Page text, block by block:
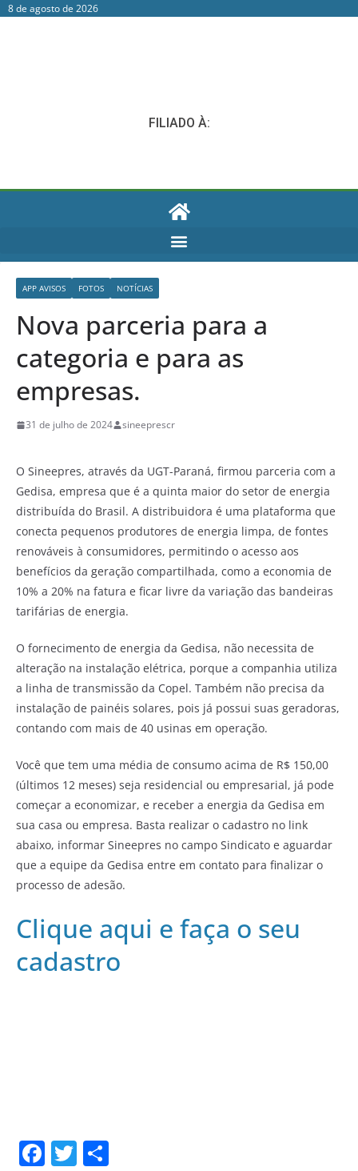
8 de agosto de 2026
FILIADO À:
APP AVISOS FOTOS NOTÍCIAS
Nova parceria para a
categoria e para as
empresas.
31 de julho de 2024 sineeprescr
O Sineepres, através da UGT-Paraná, firmou parceria com a
Gedisa, empresa que é a quinta maior do setor de energia
distribuída do Brasil. A distribuidora é uma plataforma que
conecta pequenos produtores de energia limpa, de fontes
renováveis à consumidores, permitindo o acesso aos
benefícios da geração compartilhada, como a economia de
10% a 20% na fatura e ficar livre da variação das bandeiras
tarifárias de energia.
O fornecimento de energia da Gedisa, não necessita de
alteração na instalação elétrica, porque a companhia utiliza
a linha de transmissão da Copel. Também não precisa da
instalação de painéis solares, pois já possui suas geradoras,
contando com mais de 40 usinas em operação.
Você que tem uma média de consumo acima de R$ 150,00
(últimos 12 meses) seja residencial ou empresarial, já pode
começar a economizar, e receber a energia da Gedisa em
sua casa ou empresa. Basta realizar o cadastro no link
abaixo, informar Sineepres no campo Sindicato e aguardar
que a equipe da Gedisa entre em contato para finalizar o
processo de adesão.
Clique aqui e faça o seu
cadastro
F T